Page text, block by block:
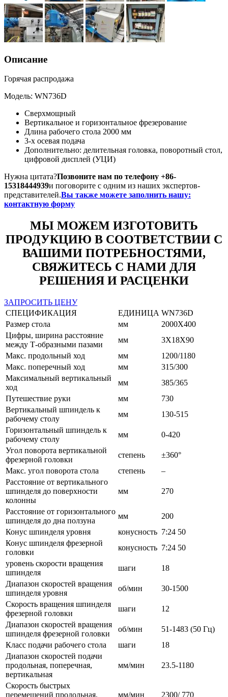
Описание
Горячая распродажа
Модель: WN736D
Сверхмощный
Вертикальное и горизонтальное фрезерование
Длина рабочего стола 2000 мм
3-х осевая подача
Дополнительно: делительная головка, поворотный стол,
цифровой дисплей (УЦИ)
Нужна цитата?Позвоните нам по телефону +86-
15318444939и поговорите с одним из наших экспертов-
представителей.Вы также можете заполнить нашу:
контактную форму
МЫ МОЖЕМ ИЗГОТОВИТЬ
ПРОДУКЦИЮ В СООТВЕТСТВИИ С
ВАШИМИ ПОТРЕБНОСТЯМИ,
СВЯЖИТЕСЬ С НАМИ ДЛЯ
РЕШЕНИЯ И РАСЦЕНКИ
ЗАПРОСИТЬ ЦЕНУ
СПЕЦИФИКАЦИЯ
ЕДИНИЦА WN736D
Размер стола
мм
2000X400
Цифры, ширина расстояние
между Т-образными пазами
мм
3X18X90
Макс. продольный ход
мм
1200/1180
Макс. поперечный ход
мм
315/300
Максимальный вертикальный
ход
мм
385/365
Путешествие руки
мм
730
Вертикальный шпиндель к
рабочему столу
мм
130-515
Горизонтальный шпиндель к
рабочему столу
мм
0-420
Угол поворота вертикальной
фрезерной головки
степень
±360°
Макс. угол поворота стола
степень
–
Расстояние от вертикального
шпинделя до поверхности
колонны
мм 270
Расстояние от горизонтального
шпинделя до дна ползуна
мм
200
Конус шпинделя уровня
конусность 7:24 50
Конус шпинделя фрезерной
головки
конусность 7:24 50
уровень скорости вращения
шпинделя
шаги
18
Диапазон скоростей вращения
шпинделя уровня
об/мин
30-1500
Скорость вращения шпинделя
фрезерной головки
шаги
12
Диапазон скоростей вращения
шпинделя фрезерной головки
об/мин
51-1483 (50 Гц)
Класс подачи рабочего стола
шаги
18
Диапазон скоростей подачи
продольная, поперечная,
вертикальная
мм/мин 23.5-1180
Скорость быстрых
перемещений продольная,
мм/мин 2300/ 770